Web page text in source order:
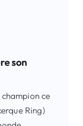
son
ce
Ring)